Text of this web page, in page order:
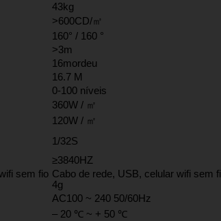
43kg
>600CD/㎡
160° / 160 °
>3m
16mordeu
16.7 M
0-100 níveis
360W / ㎡
120W / ㎡
1/32S
≥3840HZ
sem fio Cabo de rede, USB, celular wifi sem
4g
AC100 ~ 240 50/60Hz
– 20 ℃ ~ + 50 ℃